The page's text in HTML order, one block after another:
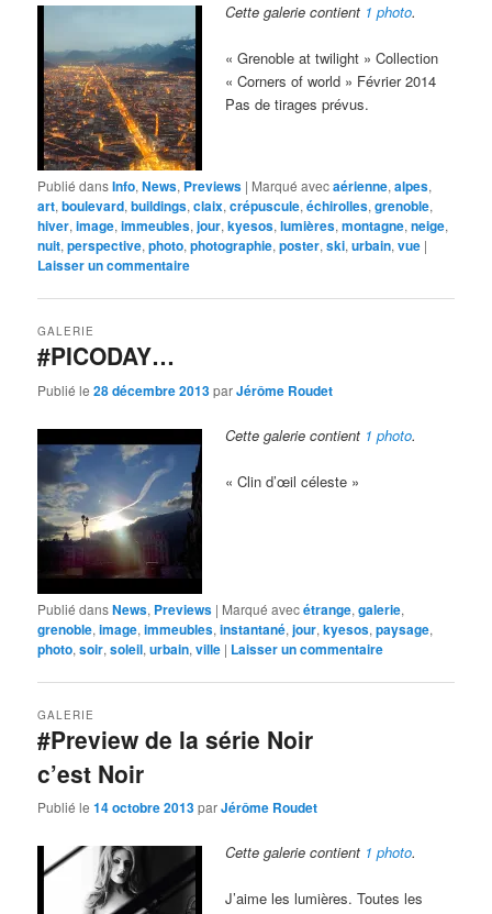
Cette galerie contient 1 photo.
« Grenoble at twilight » Collection
« Corners of world » Février 2014
Pas de tirages prévus.
Publié dansInfo,News, Previews | Marqué avecaérienne,alpes,
art,boulevard,buildings,claix,crépuscule,échirolles,grenoble,
hiver,image,immeubles,jour,kyesos,lumières,montagne,neige,
nuit,perspective,photo,photographie,poster,ski,urbain,vue |
Laisser un commentaire
#PICODAY…
GALERIE
Publié le28 décembre 2013parJérôme Roudet
Cette galerie contient 1 photo.
« Clin d’œil céleste »
Publié dansNews, Previews | Marqué avecétrange,galerie,
grenoble,image,immeubles,instantané,jour,kyesos,paysage,
photo,soir,soleil,urbain,ville | Laisser un commentaire
#Preview de la série Noir
c’est Noir
GALERIE
Publié le14 octobre 2013parJérôme Roudet
Cette galerie contient 1 photo.
J’aime les lumières. Toutes les